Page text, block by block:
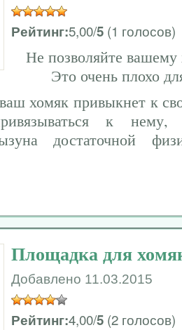
Рейтинг:5,00/5 (1 голосов)
Не позволяйте вашему
Это очень плохо
хомяк привыкнет к
к нему,
достаточной
Площадка для
Добавлено 11.03.2015
Рейтинг:4,00/5 (2 голосов)